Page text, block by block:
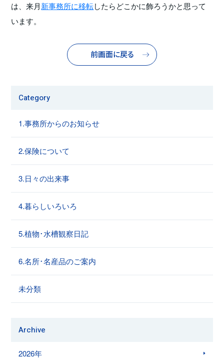
は、来月新事務所に移転したらどこかに飾ろうかと思って
います。
前画面に戻る
Category
1.事務所からのお知らせ
2.保険について
3.日々の出来事
4.暮らしいろいろ
5.植物･水槽観察日記
6.名所･名産品のご案内
未分類
Archive
2026年